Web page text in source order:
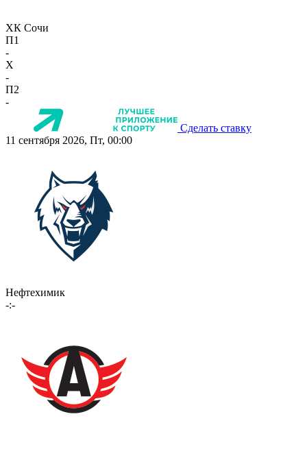
ХК Сочи
П1
-
X
-
П2
-
Сделать ставку
11 сентября 2026, Пт, 00:00
Нефтехимик
-:-